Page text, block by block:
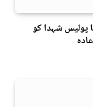
پولیس شہدا کو